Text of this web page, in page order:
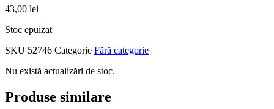
43,00 lei
Stoc epuizat
SKU 52746 Categorie Fără categorie
Nu există actualizări de stoc.
Produse similare